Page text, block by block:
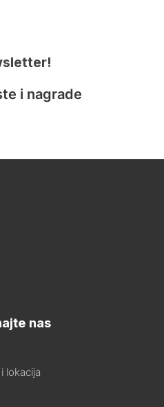
i nagrade
nas
lokacija